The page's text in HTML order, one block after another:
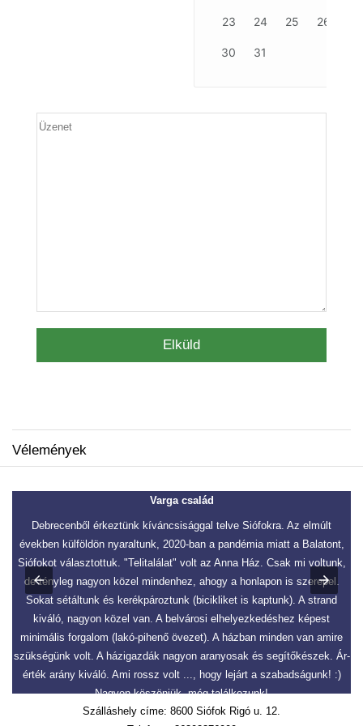
26 27 28 29
23 24 25 26
30 31
Elküld
Vélemények
Varga család
Debrecenből érkeztünk kíváncsisággal telve Siófokra. Az elmúlt
években külföldön nyaraltunk, 2020-ban a pandémia miatt a Balatont,
Siófokot választottuk. "Telitalálat" volt az Anna Ház. Csak mi voltunk,
de tényleg nagyon közel mindenhez, ahogy a honlapon is szerepel.
Sokat sétáltunk és kerékpároztunk (bicikliket is kaptunk). A strand
kiváló, nagyon közel van. A belvárosi elhelyezkedéshez képest
minimális forgalom (lakó-pihenő övezet). A házban minden van amire
szükségünk volt. A házigazdák nagyon aranyosak és segítőkészek. Ár-
érték arány kiváló. Ami rossz volt ..., hogy lejárt a szabadságunk! :)
Nagyon köszönjük, még találkozunk!
2021-04-11
Szálláshely címe: 8600 Siófok Rigó u. 12.